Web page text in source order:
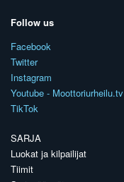
Follow us
Facebook
Twitter
Instagram
Youtube - Moottoriurheilu.tv
TikTok
SARJA
Luokat ja kilpailijat
Tiimit